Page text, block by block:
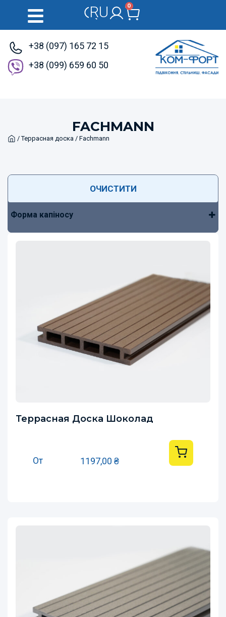
RU
UK 0
+38 (097) 165 72 15
+38 (099) 659 60 50
FACHMANN
Home
/Террасная доска / Fachmann
Форма капіносу
ОЧИСТИТИ
Террасная Доска Шоколад
От 1197,00 ₴